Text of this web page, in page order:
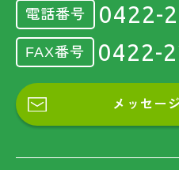
電話番号 0422-
FAX番号 0422-
メッセー